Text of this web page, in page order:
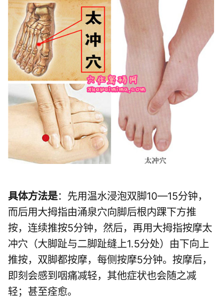
具体方法是：先用温水浸泡双脚10—15分钟，
而后用大拇指由涌泉穴向脚后根内踝下方推
按，连续推按5分钟，然后，再用大拇指按摩太
冲穴（大脚趾与二脚趾缝上1.5分处）由下向上
推按，双脚都按摩，每侧按摩5分钟。按摩后，
即刻会感到咽痛减轻，其他症状也会随之减
轻；甚至痊愈。